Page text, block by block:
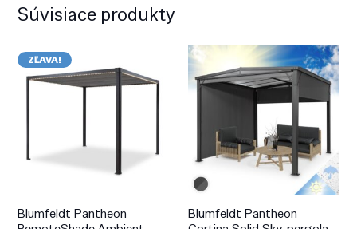
Súvisiace produkty
ZĽAVA!
Blumfeldt Pantheon
Blumfeldt Pantheon